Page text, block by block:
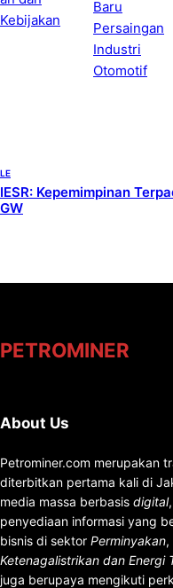
LE
IESR: Kepemimpinan
GW
PETROMINER
About Us
Petrominer.com merupakan
diterbitkan pertama kali di
media massa berbasis digital
penyediaan informasi yang
bisnis di sektor Perminyakan,
Ketenagalistrikan dan Energi
juga berupaya mengikuti